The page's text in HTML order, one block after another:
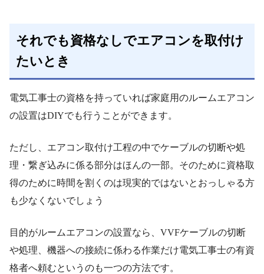
それでも資格なしでエアコンを取付け
たいとき
電気工事士の資格を持っていれば家庭用のルームエアコン
の設置はDIYでも行うことができます。
ただし、エアコン取付け工程の中でケーブルの切断や処
理・繋ぎ込みに係る部分はほんの一部。そのために資格取
得のために時間を割くのは現実的ではないとおっしゃる方
も少なくないでしょう
目的がルームエアコンの設置なら、VVFケーブルの切断
や処理、機器への接続に係わる作業だけ電気工事士の有資
格者へ頼むというのも一つの方法です。